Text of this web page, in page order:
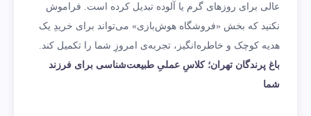
عالی برای روزهای گرم یا آلوده تبدیل کرده است. فراموش
نکنید که بخش «فروشگاه هوش‌بازی» می‌تواند برای خریدِ یک
هدیه کوچک و خاطره‌انگیز، تجربه‌ی امروزِ شما را تکمیل کند.
باغ پرندگان تهران؛ کلاسِ عملیِ طبیعت‌شناسی برای فرزند
شما